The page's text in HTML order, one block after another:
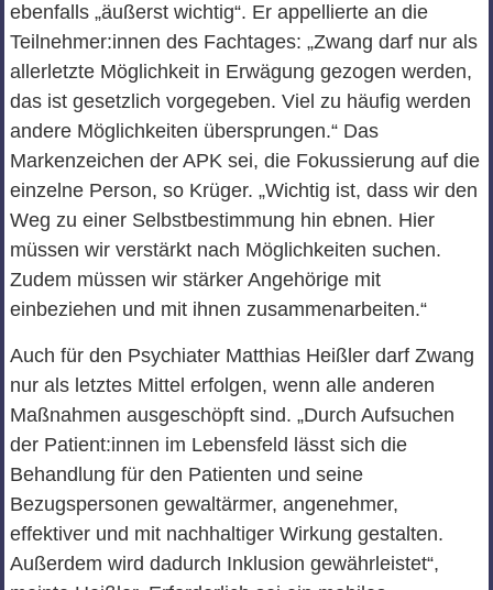
ebenfalls „äußerst wichtig“. Er appellierte an die
Teilnehmer:innen des Fachtages: „Zwang darf nur als
allerletzte Möglichkeit in Erwägung gezogen werden,
das ist gesetzlich vorgegeben. Viel zu häufig werden
andere Möglichkeiten übersprungen.“ Das
Markenzeichen der APK sei, die Fokussierung auf die
einzelne Person, so Krüger. „Wichtig ist, dass wir den
Weg zu einer Selbstbestimmung hin ebnen. Hier
müssen wir verstärkt nach Möglichkeiten suchen.
Zudem müssen wir stärker Angehörige mit
einbeziehen und mit ihnen zusammenarbeiten.“
Auch für den Psychiater Matthias Heißler darf Zwang
nur als letztes Mittel erfolgen, wenn alle anderen
Maßnahmen ausgeschöpft sind. „Durch Aufsuchen
der Patient:innen im Lebensfeld lässt sich die
Behandlung für den Patienten und seine
Bezugspersonen gewaltärmer, angenehmer,
effektiver und mit nachhaltiger Wirkung gestalten.
Außerdem wird dadurch Inklusion gewährleistet“,